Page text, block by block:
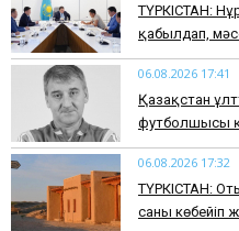
ТҮРКІСТАН:
қабылдап,
06.08.2026 17:41
Қазақстан
футболшысы
06.08.2026 17:32
ТҮРКІСТАН:
саны көбейіп